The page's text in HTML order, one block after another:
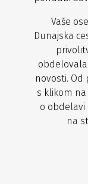
Vaše
Dunajska
novosti.
s klikom
o
na